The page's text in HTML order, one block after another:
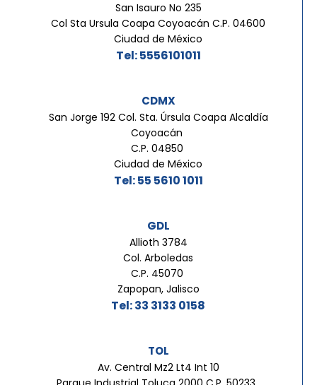
San Isauro No 235
Col Sta Ursula Coapa Coyoacán C.P. 04600
Ciudad de México
Tel: 5556101011
CDMX
San Jorge 192 Col. Sta. Úrsula Coapa Alcaldía
Coyoacán
C.P. 04850
Ciudad de México
Tel: 55 5610 1011
GDL
Allioth 3784
Col. Arboledas
C.P. 45070
Zapopan, Jalisco
Tel: 33 3133 0158
TOL
Av. Central Mz2 Lt4 Int 10